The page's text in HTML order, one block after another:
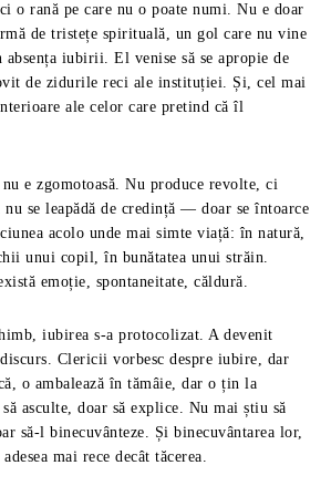
rană pe care nu o poate numi. Nu e doar
de tristețe spirituală, un gol care nu vine
iubirii. El venise să se apropie de
de zidurile reci ale instituției. Și, cel mai
ale celor care pretind că îl
e zgomotoasă. Nu produce revolte, ci
se leapădă de credință — doar se întoarce
acolo unde mai simte viață: în natură,
unui copil, în bunătatea unui străin.
emoție, spontaneitate, căldură.
iubirea s-a protocolizat. A devenit
Clericii vorbesc despre iubire, dar
o ambalează în tămâie, dar o țin la
asculte, doar să explice. Nu mai știu să
să-l binecuvânteze. Și binecuvântarea lor,
mai rece decât tăcerea.